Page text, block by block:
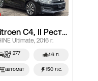
Citroen C4, II Рестайлинг
Ultimate, 2016 г.
124 277
км 1.6 л.
автомат 150 л.с.